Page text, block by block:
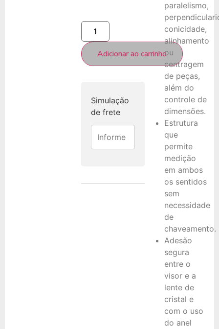
Adicionar ao carrinho
Simulação
de frete
paralelismo,
conicidade,
alinhamento
ou
centragem
de peças,
além do
controle de
dimensões.
Estrutura
que
permite
medição
em ambos
os sentidos
sem
necessidade
de
chaveamento.
Adesão
segura
entre o
visor e a
lente de
cristal e
com o uso
do anel